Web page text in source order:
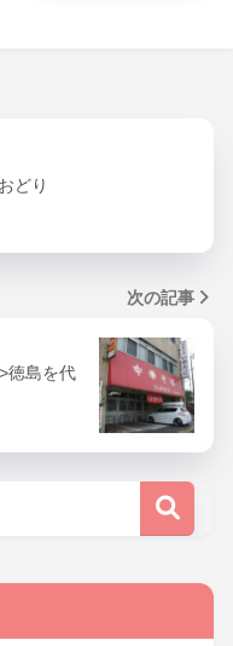
どり
次の記事
徳島を代